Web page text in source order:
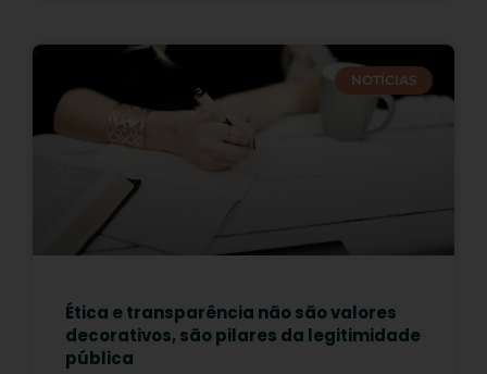
NOTÍCIAS
Ética e transparência não são valores
decorativos, são pilares da legitimidade
pública